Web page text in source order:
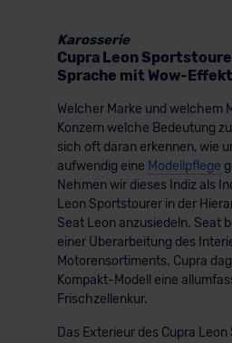
Karosserie
Cupra Leon
Sprache mit Wow-Effekt
Welcher Marke und welchem
Konzern welche Bedeutung
sich oft daran erkennen, wie
aufwendig eine Modellpflege
Nehmen wir dieses Indiz als
Leon Sportstourer in der
Seat Leon anzusiedeln. Seat
einer Überarbeitung des
Motorensortiments. Cupra
Kompakt-Modell eine
Frischzellenkur.
Das Exterieur des Cupra